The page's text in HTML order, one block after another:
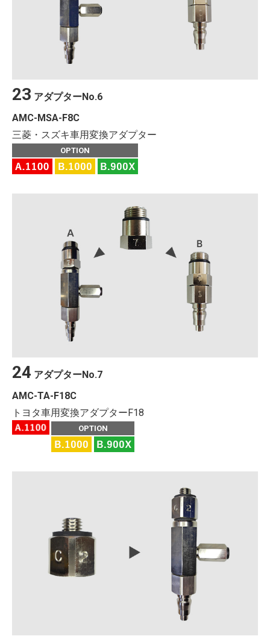
23 アダプターNo.6
AMC-MSA-F8C
三菱・スズキ車用変換アダプター
OPTION
24 アダプターNo.7
AMC-TA-F18C
トヨタ車用変換アダプターF18
OPTION